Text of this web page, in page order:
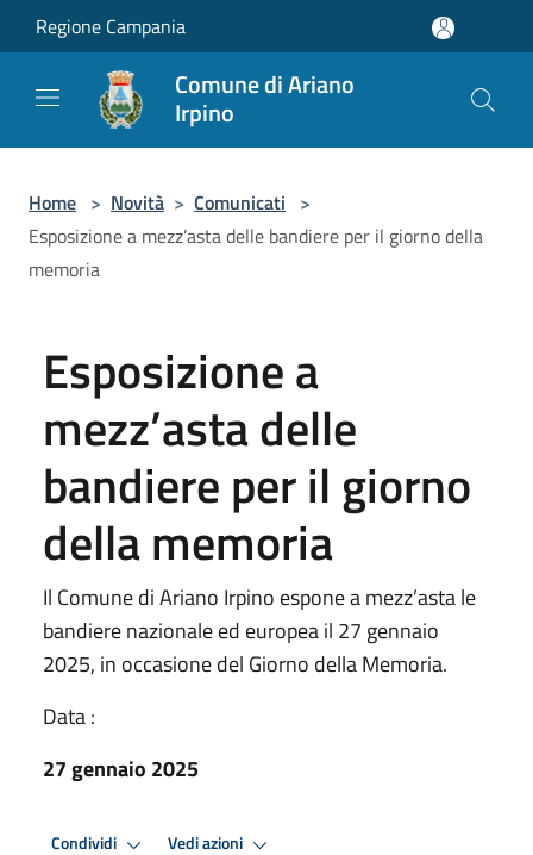
Salta al contenuto principale
Regione Campania
Comune di Ariano
Irpino
Home > Novità > Comunicati >
Esposizione a mezz’asta delle bandiere per il giorno della
memoria
Esposizione a
mezz’asta delle
bandiere per il giorno
della memoria
Il Comune di Ariano Irpino espone a mezz’asta le
bandiere nazionale ed europea il 27 gennaio
2025, in occasione del Giorno della Memoria.
Data :
27 gennaio 2025
Condividi Vedi azioni